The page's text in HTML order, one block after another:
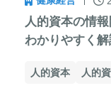
人的資本の情
わかりやすく
人的資本 人的